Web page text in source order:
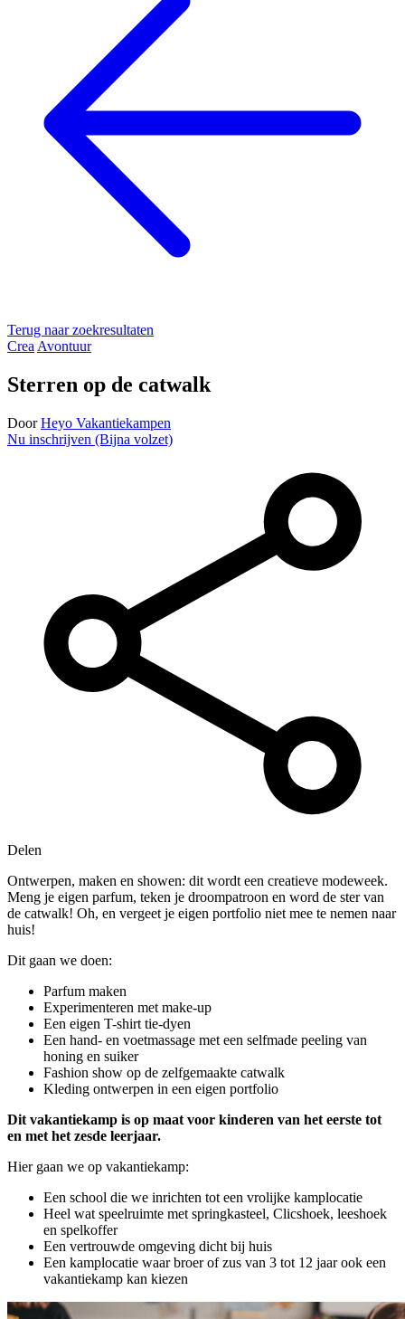
Terug naar zoekresultaten
Crea Avontuur
Sterren op de catwalk
Door Heyo Vakantiekampen
Nu inschrijven (Bijna volzet)
Delen
Ontwerpen, maken en showen: dit wordt een creatieve modeweek.
Meng je eigen parfum, teken je droompatroon en word de ster van
de catwalk! Oh, en vergeet je eigen portfolio niet mee te nemen naar
huis!
Dit gaan we doen:
Parfum maken
Experimenteren met make-up
Een eigen T-shirt tie-dyen
Een hand- en voetmassage met een selfmade peeling van
honing en suiker
Fashion show op de zelfgemaakte catwalk
Kleding ontwerpen in een eigen portfolio
Dit vakantiekamp is op maat voor kinderen van het eerste tot
en met het zesde leerjaar.
Hier gaan we op vakantiekamp:
Een school die we inrichten tot een vrolijke kamplocatie
Heel wat speelruimte met springkasteel, Clicshoek, leeshoek
en spelkoffer
Een vertrouwde omgeving dicht bij huis
Een kamplocatie waar broer of zus van 3 tot 12 jaar ook een
vakantiekamp kan kiezen